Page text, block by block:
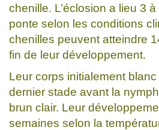
chenille. L’éclosion a lieu 3
ponte selon les conditions
chenilles peuvent atteindre
fin de leur développement.
Leur corps initialement
dernier stade avant la
brun clair. Leur
semaines selon la